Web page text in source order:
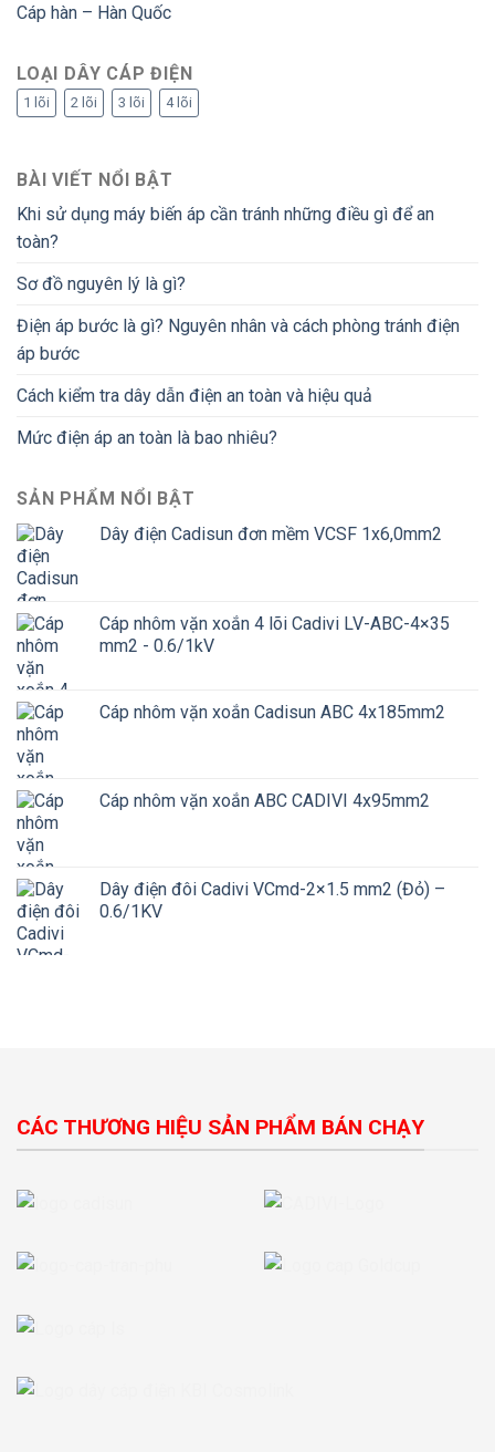
Cáp hàn – Hàn Quốc
LOẠI DÂY CÁP ĐIỆN
1 lõi 2 lõi 3 lõi 4 lõi
BÀI VIẾT NỔI BẬT
Khi sử dụng máy biến áp cần tránh những điều gì để an
toàn?
Sơ đồ nguyên lý là gì?
Điện áp bước là gì? Nguyên nhân và cách phòng tránh điện
áp bước
Cách kiểm tra dây dẫn điện an toàn và hiệu quả
Mức điện áp an toàn là bao nhiêu?
SẢN PHẨM NỔI BẬT
Dây điện Cadisun đơn mềm VCSF 1x6,0mm2
Cáp nhôm vặn xoắn 4 lõi Cadivi LV-ABC-4×35
mm2 - 0.6/1kV
Cáp nhôm vặn xoắn Cadisun ABC 4x185mm2
Cáp nhôm vặn xoắn ABC CADIVI 4x95mm2
Dây điện đôi Cadivi VCmd-2×1.5 mm2 (Đỏ) –
0.6/1KV
CÁC THƯƠNG HIỆU SẢN PHẨM BÁN CHẠY